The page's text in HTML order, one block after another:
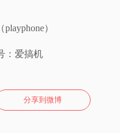
）
：爱搞机
分享到微博